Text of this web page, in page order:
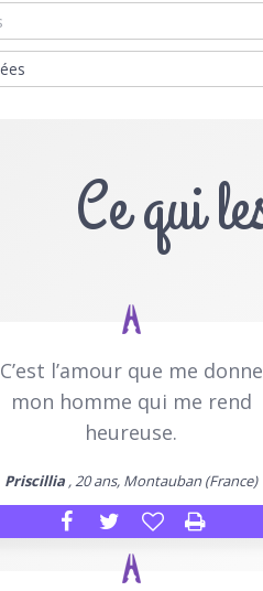
Ce qui
C’est l’amour que me donne
mon homme qui me rend
heureuse.
Priscillia , 20 ans, Montauban (France)